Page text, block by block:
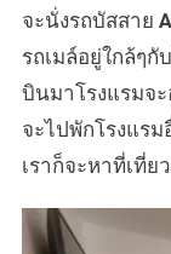
จะนั่งรถบัสสาย
รถเมล์อยู่ใกล้ๆ
บินมาโรงแรมจ
จะไปพักโรงแร
เราก็จะหาที่เที่